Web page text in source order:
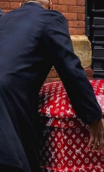
Брюки с
области и
в ДЛТ